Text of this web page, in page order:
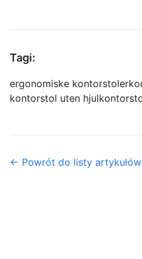
Tagi:
ergonomiske kontorstoler
kontorstol uten hjul
← Powrót do listy artykułów